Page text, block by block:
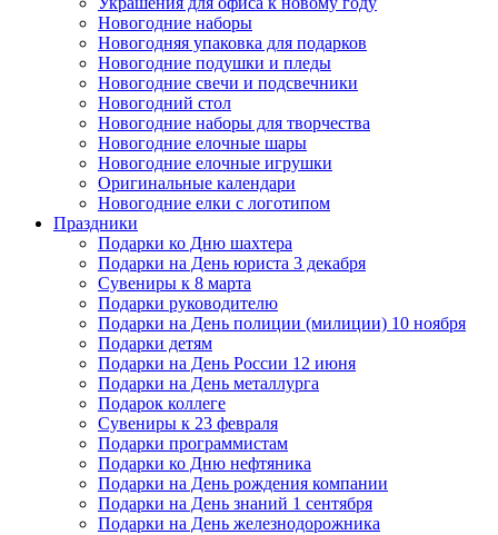
Новогодние наборы
Новогодняя упаковка для подарков
Новогодние подушки и пледы
Новогодние свечи и подсвечники
Новогодний стол
Новогодние наборы для творчества
Новогодние елочные шары
Новогодние елочные игрушки
Оригинальные календари
Новогодние елки с логотипом
Праздники
Подарки ко Дню шахтера
Подарки на День юриста 3 декабря
Сувениры к 8 марта
Подарки руководителю
Подарки на День полиции (милиции) 10 ноября
Подарки детям
Подарки на День России 12 июня
Подарки на День металлурга
Подарок коллеге
Сувениры к 23 февраля
Подарки программистам
Подарки ко Дню нефтяника
Подарки на День рождения компании
Подарки на День знаний 1 сентября
Подарки на День железнодорожника